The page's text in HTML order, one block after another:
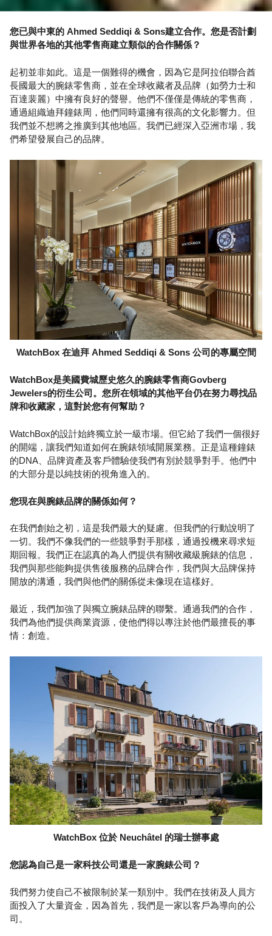
您已與中東的 Ahmed Seddiqi & Sons建立合作。您是否計劃
與世界各地的其他零售商建立類似的合作關係？
起初並非如此。這是一個難得的機會，因為它是阿拉伯聯合酋
長國最大的腕錶零售商，並在全球收藏者及品牌（如勞力士和
百達裴麗）中擁有良好的聲譽。他們不僅僅是傳統的零售商，
通過組織迪拜鐘錶周，他們同時還擁有很高的文化影響力。但
我們並不想將之推廣到其他地區。我們已經深入亞洲市場，我
們希望發展自己的品牌。
WatchBox 在迪拜 Ahmed Seddiqi & Sons 公司的專屬空間
WatchBox是美國費城歷史悠久的腕錶零售商Govberg
Jewelers的衍生公司。您所在領域的其他平台仍在努力尋找品
牌和收藏家，這對於您有何幫助？
WatchBox的設計始終獨立於一級市場。但它給了我們一個很好
的開端，讓我們知道如何在腕錶領域開展業務。正是這種鐘錶
的DNA、品牌資產及客戶體驗使我們有別於競爭對手。他們中
的大部分是以純技術的視角進入的。
您現在與腕錶品牌的關係如何？
在我們創始之初，這是我們最大的疑慮。但我們的行動說明了
一切。我們不像我們的一些競爭對手那樣，通過投機來尋求短
期回報。我們正在認真的為人們提供有關收藏級腕錶的信息，
我們與那些能夠提供售後服務的品牌合作，我們與大品牌保持
開放的溝通，我們與他們的關係從未像現在這樣好。
最近，我們加強了與獨立腕錶品牌的聯繫。通過我們的合作，
我們為他們提供商業資源，使他們得以專注於他們最擅長的事
情：創造。
WatchBox 位於 Neuchâtel 的瑞士辦事處
您認為自己是一家科技公司還是一家腕錶公司？
我們努力使自己不被限制於某一類別中。我們在技術及人員方
面投入了大量資金，因為首先，我們是一家以客戶為導向的公
司。